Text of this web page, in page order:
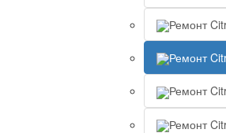
Ремонт
Ремонт
Ремонт
Ремонт